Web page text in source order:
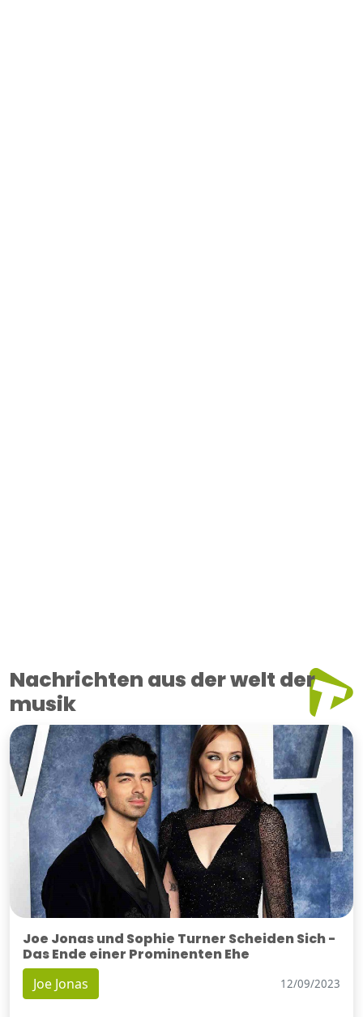
Nachrichten aus der welt der
musik
Joe Jonas und Sophie Turner Scheiden Sich -
Das Ende einer Prominenten Ehe
Joe Jonas 12/09/2023